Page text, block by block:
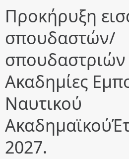
Προκήρυξη
σπουδαστών/
σπουδαστριών
Ακαδημίες
Ναυτικού
2027.